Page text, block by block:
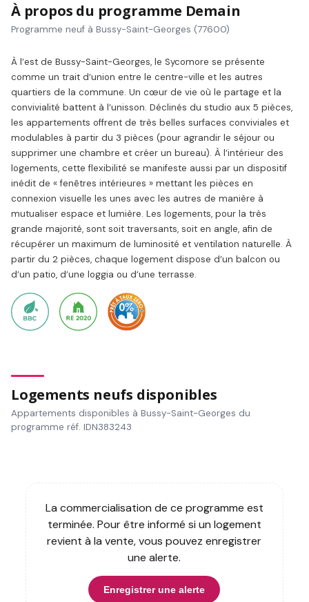
À propos du programme Demain
Programme neuf à Bussy-Saint-Georges (77600)
À l’est de Bussy-Saint-Georges, le Sycomore se présente
comme un trait d’union entre le centre-ville et les autres
quartiers de la commune. Un cœur de vie où le partage et la
convivialité battent à l’unisson. Déclinés du studio aux 5 pièces,
les appartements offrent de très belles surfaces conviviales et
modulables à partir du 3 pièces (pour agrandir le séjour ou
supprimer une chambre et créer un bureau). À l’intérieur des
logements, cette flexibilité se manifeste aussi par un dispositif
inédit de « fenêtres intérieures » mettant les pièces en
connexion visuelle les unes avec les autres de manière à
mutualiser espace et lumière. Les logements, pour la très
grande majorité, sont soit traversants, soit en angle, afin de
récupérer un maximum de luminosité et ventilation naturelle. À
partir du 2 pièces, chaque logement dispose d’un balcon ou
d’un patio, d’une loggia ou d’une terrasse.
Logements neufs disponibles
Appartements disponibles à Bussy-Saint-Georges du
programme réf. IDN383243
La commercialisation de ce programme est
terminée. Pour être informé si un logement
revient à la vente, vous pouvez enregistrer
une alerte.
Enregistrer une alerte